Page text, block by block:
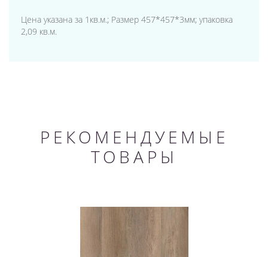
Цена указана за 1кв.м.; Размер 457*457*3мм; упаковка
2,09 кв.м.
РЕКОМЕНДУЕМЫЕ
ТОВАРЫ